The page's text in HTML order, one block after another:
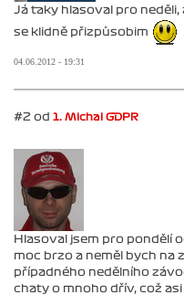
Já taky hlasoval pro
se klidně přizpůsobim
04.06.2012 - 19:31
#2 od 1. Michal GDPR
Hlasoval jsem pro pondělí
moc brzo a neměl bych na
případného nedělního
chaty o mnoho dřív, což